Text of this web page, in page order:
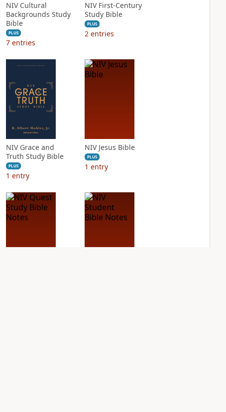
NIV Cultural
Backgrounds Study
Bible
PLUS
7 entries
NIV First-Century
Study Bible
PLUS
2 entries
NIV Grace and
Truth Study Bible
PLUS
1 entry
NIV Jesus Bible
PLUS
1 entry